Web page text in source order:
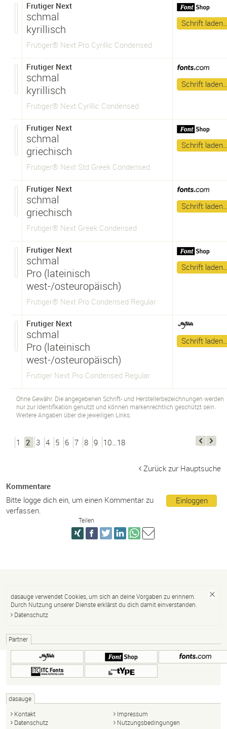
Frutiger Next
schmal
kyrillisch
Frutiger® Next Pro Cyrillic Condensed
Schrift
Frutiger Next
schmal
kyrillisch
Frutiger® Next Cyrillic Condensed
Schrift
Frutiger Next
schmal
griechisch
Frutiger® Next Std Greek Condensed
Schrift
Frutiger Next
schmal
griechisch
Frutiger® Next Greek Condensed
Schrift
Frutiger Next
schmal
Pro (lateinisch
west-/osteuropäisch)
Frutiger® Next Pro Condensed Regular
Schrift
Frutiger Next
schmal
Pro (lateinisch
west-/osteuropäisch)
Frutiger Next Pro Condensed Regular
Schrift
Ohne Gewähr. Die angegebenen Schrift- und Herstellerbezeichnungen werden
nur zur Identifikation genutzt und können markenrechtlich geschützt sein.
Weitere Angaben über die jeweiligen Links.
1 2 3 4 5 6 7 8 9 10…18
Zurück zur Hauptsuche
Kommentare
Einloggen
Bitte logge dich ein, um einen Kommentar zu
verfassen.
Teilen
dasauge verwendet Cookies, um sich an deine Vorgaben zu erinnern.
Durch Nutzung unserer Dienste erklärst du dich damit einverstanden.
Datenschutz
Partner
dasauge
Kontakt
Impressum
Datenschutz
Nutzungsbedingungen